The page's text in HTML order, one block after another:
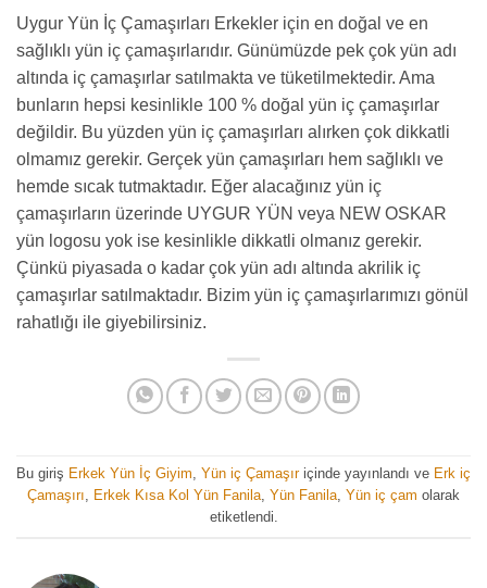
Uygur Yün İç Çamaşırları Erkekler için en doğal ve en
sağlıklı yün iç çamaşırlarıdır. Günümüzde pek çok yün adı
altında iç çamaşırlar satılmakta ve tüketilmektedir. Ama
bunların hepsi kesinlikle 100 % doğal yün iç çamaşırlar
değildir. Bu yüzden yün iç çamaşırları alırken çok dikkatli
olmamız gerekir. Gerçek yün çamaşırları hem sağlıklı ve
hemde sıcak tutmaktadır. Eğer alacağınız yün iç
çamaşırların üzerinde UYGUR YÜN veya NEW OSKAR
yün logosu yok ise kesinlikle dikkatli olmanız gerekir.
Çünkü piyasada o kadar çok yün adı altında akrilik iç
çamaşırlar satılmaktadır. Bizim yün iç çamaşırlarımızı gönül
rahatlığı ile giyebilirsiniz.
Bu giriş Erkek Yün İç Giyim Yün iç Çamaşıriçinde yayınlandı ve Erk iç
Çamaşırı
Erkek Kısa Kol Yün Fanila Yün Fanila Yün iç çam olarak
etiketlendi.